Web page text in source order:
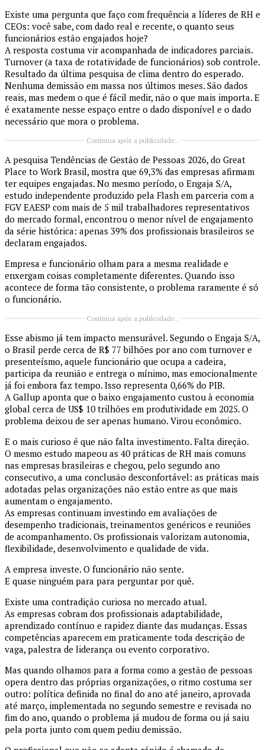
Existe uma pergunta que faço com frequência a líderes de RH e
CEOs: você sabe, com dado real e recente, o quanto seus
funcionários estão engajados hoje?
A resposta costuma vir acompanhada de indicadores parciais.
Turnover (a taxa de rotatividade de funcionários) sob controle.
Resultado da última pesquisa de clima dentro do esperado.
Nenhuma demissão em massa nos últimos meses. São dados
reais, mas medem o que é fácil medir, não o que mais importa. E
é exatamente nesse espaço entre o dado disponível e o dado
necessário que mora o problema.
Continua após a publicidade..
A pesquisa Tendências de Gestão de Pessoas 2026, do Great
Place to Work Brasil, mostra que 69,3% das empresas afirmam
ter equipes engajadas. No mesmo período, o Engaja S/A,
estudo independente produzido pela Flash em parceria com a
FGV EAESP com mais de 5 mil trabalhadores representativos
do mercado formal, encontrou o menor nível de engajamento
da série histórica: apenas 39% dos profissionais brasileiros se
declaram engajados.
Empresa e funcionário olham para a mesma realidade e
enxergam coisas completamente diferentes. Quando isso
acontece de forma tão consistente, o problema raramente é só
o funcionário.
Continua após a publicidade..
Esse abismo já tem impacto mensurável. Segundo o Engaja S/A,
o Brasil perde cerca de R$ 77 bilhões por ano com turnover e
presenteísmo, aquele funcionário que ocupa a cadeira,
participa da reunião e entrega o mínimo, mas emocionalmente
já foi embora faz tempo. Isso representa 0,66% do PIB.
A Gallup aponta que o baixo engajamento custou à economia
global cerca de US$ 10 trilhões em produtividade em 2025. O
problema deixou de ser apenas humano. Virou econômico.
E o mais curioso é que não falta investimento. Falta direção.
O mesmo estudo mapeou as 40 práticas de RH mais comuns
nas empresas brasileiras e chegou, pelo segundo ano
consecutivo, a uma conclusão desconfortável: as práticas mais
adotadas pelas organizações não estão entre as que mais
aumentam o engajamento.
As empresas continuam investindo em avaliações de
desempenho tradicionais, treinamentos genéricos e reuniões
de acompanhamento. Os profissionais valorizam autonomia,
flexibilidade, desenvolvimento e qualidade de vida.
A empresa investe. O funcionário não sente.
E quase ninguém para para perguntar por quê.
Existe uma contradição curiosa no mercado atual.
As empresas cobram dos profissionais adaptabilidade,
aprendizado contínuo e rapidez diante das mudanças. Essas
competências aparecem em praticamente toda descrição de
vaga, palestra de liderança ou evento corporativo.
Mas quando olhamos para a forma como a gestão de pessoas
opera dentro das próprias organizações, o ritmo costuma ser
outro: política definida no final do ano até janeiro, aprovada
até março, implementada no segundo semestre e revisada no
fim do ano, quando o problema já mudou de forma ou já saiu
pela porta junto com quem pediu demissão.